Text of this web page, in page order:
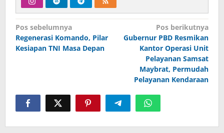
Navigasi
pos
Pos sebelumnya
Regenerasi Komando, Pilar
Kesiapan TNI Masa Depan
Pos berikutnya
Gubernur PBD Resmikan
Kantor Operasi Unit
Pelayanan Samsat
Maybrat, Permudah
Pelayanan Kendaraan